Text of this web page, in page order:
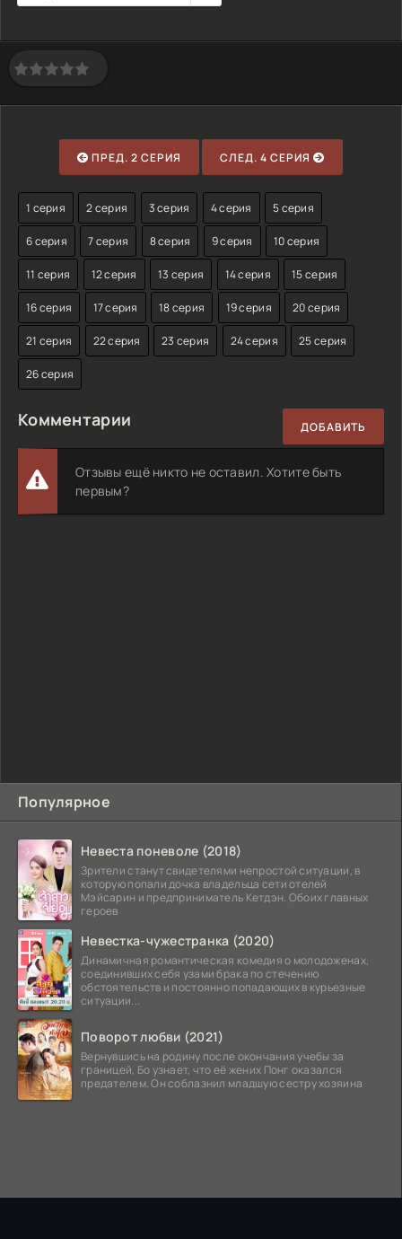
Популярное
Невеста поневоле (2018)
Зрители станут свидетелями непростой ситуации, в
которую попали дочка владельца сети отелей
Мэйсарин и предприниматель Кетдэн. Обоих главных
героев
Невестка-чужестранка (2020)
Динамичная романтическая комедия о молодоженах,
соединивших себя узами брака по стечению
обстоятельств и постоянно попадающих в курьезные
ситуации...
Поворот любви (2021)
Вернувшись на родину после окончания учебы за
границей, Бо узнает, что её жених Понг оказался
предателем. Он соблазнил младшую сестру хозяина
ПРЕД. 2 СЕРИЯ СЛЕД. 4 СЕРИЯ
1 серия 2 серия 3 серия 4 серия 5 серия
6 серия 7 серия 8 серия 9 серия 10 серия
11 серия 12 серия 13 серия 14 серия 15 серия
16 серия 17 серия 18 серия 19 серия 20 серия
21 серия 22 серия 23 серия 24 серия 25 серия
26 серия
Комментарии ДОБАВИТЬ
Отзывы ещё никто не оставил. Хотите быть
первым?